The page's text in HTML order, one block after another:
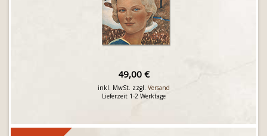
49,00 €
inkl. MwSt. zzgl. Versand
Lieferzeit 1-2 Werktage